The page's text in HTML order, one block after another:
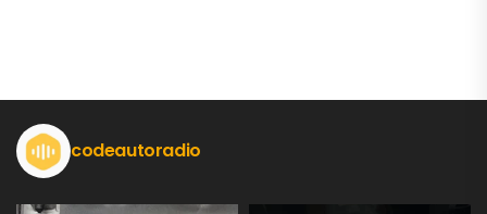
codeautoradio